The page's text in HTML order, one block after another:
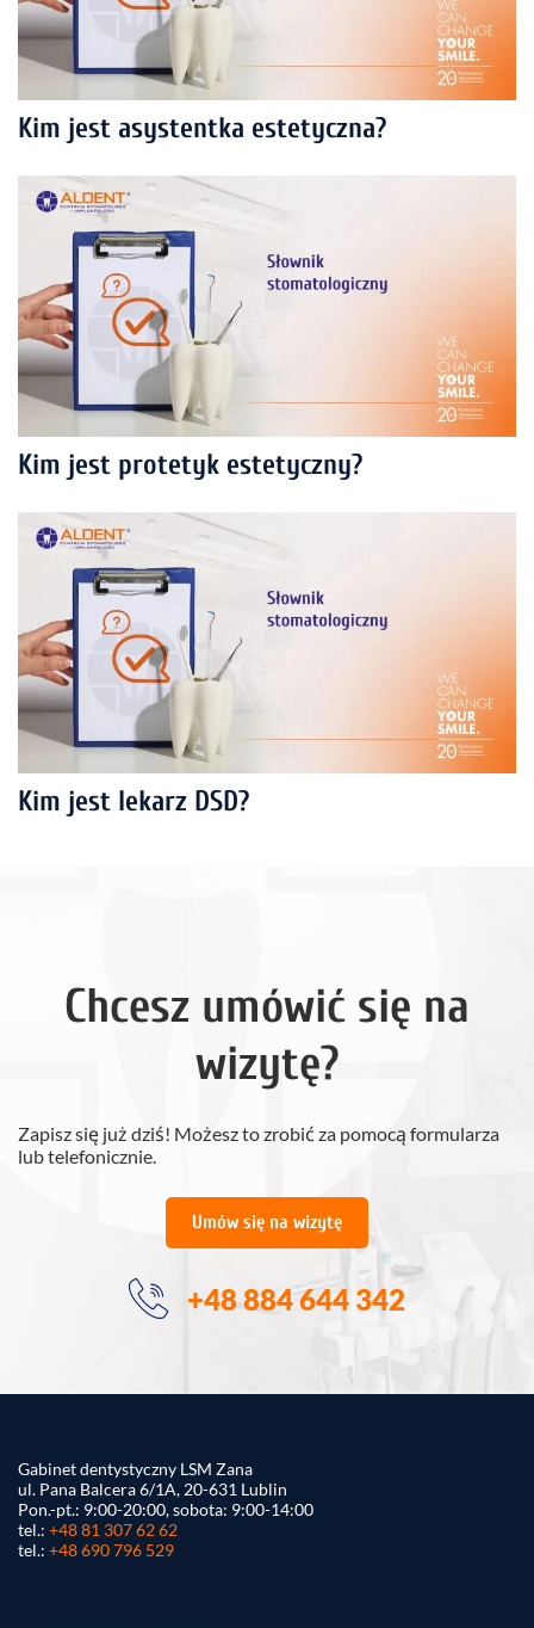
Kim jest asystentka estetyczna?
Kim jest protetyk estetyczny?
Kim jest lekarz DSD?
Chcesz umówić się na
wizytę?
Zapisz się już dziś! Możesz to zrobić za pomocą formularza
lub telefonicznie.
Umów się na wizytę
+48 884 644 342
Gabinet dentystyczny LSM Zana
ul. Pana Balcera 6/1A, 20-631 Lublin
Pon.-pt.: 9:00-20:00, sobota: 9:00-14:00
tel.: +48 81 307 62 62
tel.: +48 690 796 529